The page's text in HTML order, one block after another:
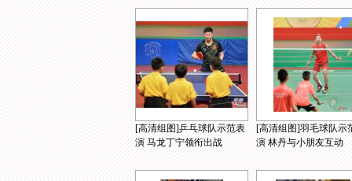
[高清组图]乒乓球队示范表
演 马龙丁宁领衔出战
[高清组图]羽毛球队示
演 林丹与小朋友互动